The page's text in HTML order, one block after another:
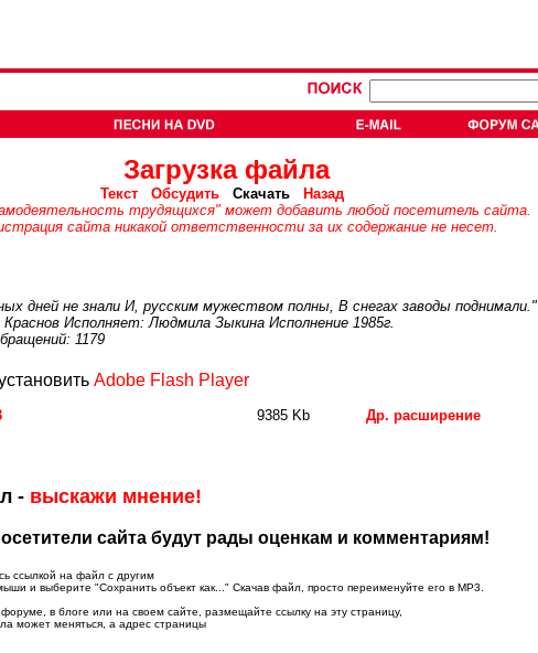
Загрузка файла
Текст ОбсудитьСкачать
Назад
трудящихся" может добавить любой посетитель сайта.
сайта никакой ответственности за их содержание не несет.
дней не знали И, русским мужеством полны, В снегах заводы поднимали."
Исполняет: Людмила Зыкина Исполнение 1985г.
1179
Adobe Flash Player
9385 Kb Др. расширение
- выскажи мнение!
сайта будут рады оценкам и комментариям!
ссылкой на файл с другим
и выберите "Сохранить объект как..." Скачав файл, просто переименуйте его в MP3.
в блоге или на своем сайте, размещайте ссылку на эту страницу,
может меняться, а адрес страницы